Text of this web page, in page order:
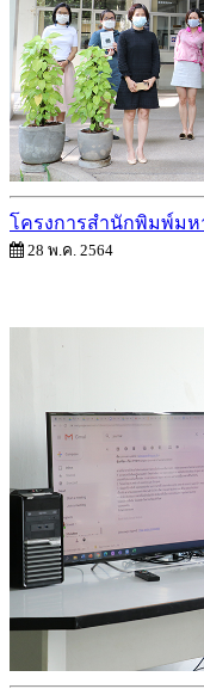
โครงการสำนักพิมพ์มห
28 พ.ค. 2564